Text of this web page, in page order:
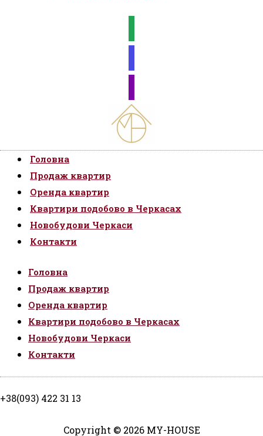
Головна
Продаж квартир
Оренда квартир
Квартири подобово в Черкасах
Новобудови Черкаси
Контакти
Головна
Продаж квартир
Оренда квартир
Квартири подобово в Черкасах
Новобудови Черкаси
Контакти
+38(093) 422 31 13
Copyright © 2026 MY-HOUSE